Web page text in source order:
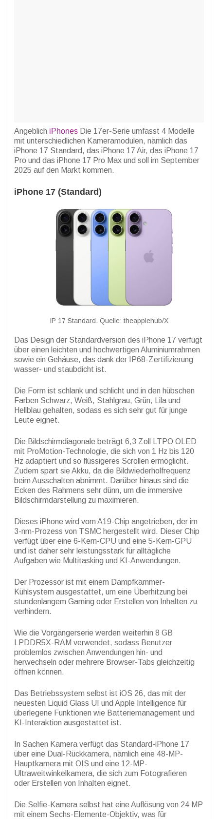
Angeblich iPhones Die 17er-Serie umfasst 4 Modelle
mit unterschiedlichen Kameramodulen, nämlich das
iPhone 17 Standard, das iPhone 17 Air, das iPhone 17
Pro und das iPhone 17 Pro Max und soll im September
2025 auf den Markt kommen.
iPhone 17 (Standard)
IP 17 Standard. Quelle: theapplehub/X
Das Design der Standardversion des iPhone 17 verfügt
über einen leichten und hochwertigen Aluminiumrahmen
sowie ein Gehäuse, das dank der IP68-Zertifizierung
wasser- und staubdicht ist.
Die Form ist schlank und schlicht und in den hübschen
Farben Schwarz, Weiß, Stahlgrau, Grün, Lila und
Hellblau gehalten, sodass es sich sehr gut für junge
Leute eignet.
Die Bildschirmdiagonale beträgt 6,3 Zoll LTPO OLED
mit ProMotion-Technologie, die sich von 1 Hz bis 120
Hz adaptiert und so flüssigeres Scrollen ermöglicht.
Zudem spart sie Akku, da die Bildwiederholfrequenz
beim Ausschalten abnimmt. Darüber hinaus sind die
Ecken des Rahmens sehr dünn, um die immersive
Bildschirmdarstellung zu maximieren.
Dieses iPhone wird vom A19-Chip angetrieben, der im
3-nm-Prozess von TSMC hergestellt wird. Dieser Chip
verfügt über eine 6-Kern-CPU und eine 5-Kern-GPU
und ist daher sehr leistungsstark für alltägliche
Aufgaben wie Multitasking und KI-Anwendungen.
Der Prozessor ist mit einem Dampfkammer-
Kühlsystem ausgestattet, um eine Überhitzung bei
stundenlangem Gaming oder Erstellen von Inhalten zu
verhindern.
Wie die Vorgängerserie werden weiterhin 8 GB
LPDDR5X-RAM verwendet, sodass Benutzer
problemlos zwischen Anwendungen hin- und
herwechseln oder mehrere Browser-Tabs gleichzeitig
öffnen können.
Das Betriebssystem selbst ist iOS 26, das mit der
neuesten Liquid Glass UI und Apple Intelligence für
überlegene Funktionen wie Batteriemanagement und
KI-Interaktion ausgestattet ist.
In Sachen Kamera verfügt das Standard-iPhone 17
über eine Dual-Rückkamera, nämlich eine 48-MP-
Hauptkamera mit OIS und eine 12-MP-
Ultraweitwinkelkamera, die sich zum Fotografieren
oder Erstellen von Inhalten eignet.
Die Selfie-Kamera selbst hat eine Auflösung von 24 MP
mit einem Sechs-Elemente-Objektiv, was für